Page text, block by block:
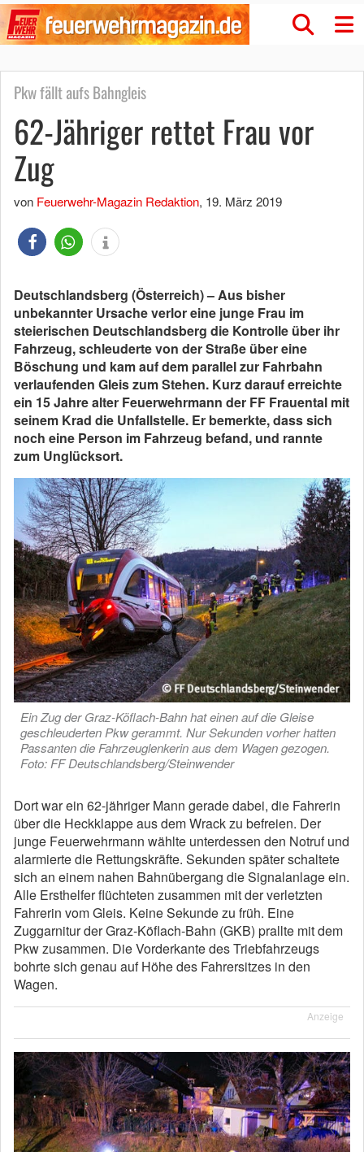
Pkw fällt aufs Bahngleis
62-Jähriger rettet Frau vor
Zug
von Feuerwehr-Magazin Redaktion, 19. März 2019
Deutschlandsberg (Österreich) – Aus bisher
unbekannter Ursache verlor eine junge Frau im
steierischen Deutschlandsberg die Kontrolle über ihr
Fahrzeug, schleuderte von der Straße über eine
Böschung und kam auf dem parallel zur Fahrbahn
verlaufenden Gleis zum Stehen. Kurz darauf erreichte
ein 15 Jahre alter Feuerwehrmann der FF Frauental mit
seinem Krad die Unfallstelle. Er bemerkte, dass sich
noch eine Person im Fahrzeug befand, und rannte
zum Unglücksort.
Ein Zug der Graz-Köflach-Bahn hat einen auf die Gleise
geschleuderten Pkw gerammt. Nur Sekunden vorher hatten
Passanten die Fahrzeuglenkerin aus dem Wagen gezogen.
Foto: FF Deutschlandsberg/Steinwender
Dort war ein 62-jähriger Mann gerade dabei, die Fahrerin
über die Heckklappe aus dem Wrack zu befreien. Der
junge Feuerwehrmann wählte unterdessen den Notruf und
alarmierte die Rettungskräfte. Sekunden später schaltete
sich an einem nahen Bahnübergang die Signalanlage ein.
Alle Ersthelfer flüchteten zusammen mit der verletzten
Fahrerin vom Gleis. Keine Sekunde zu früh. Eine
Zuggarnitur der Graz-Köflach-Bahn (GKB) prallte mit dem
Pkw zusammen. Die Vorderkante des Triebfahrzeugs
bohrte sich genau auf Höhe des Fahrersitzes in den
Wagen.
Anzeige